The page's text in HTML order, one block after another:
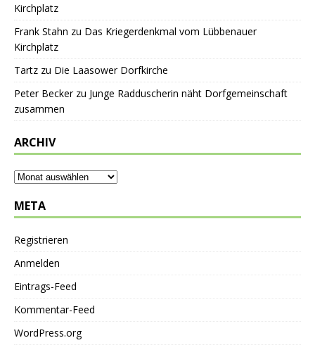
Kirchplatz
Frank Stahn zu Das Kriegerdenkmal vom Lübbenauer
Kirchplatz
Tartz zu Die Laasower Dorfkirche
Peter Beckerzu Junge Radduscherin näht Dorfgemeinschaft
zusammen
ARCHIV
META
Registrieren
Anmelden
Eintrags-Feed
Kommentar-Feed
WordPress.org